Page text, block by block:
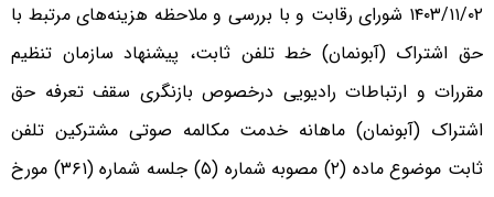
۱۴۰۳/۱۱/۰۲ شورای رقابت و با بررسی و ملاحظه هزینه‏‌های مرتبط با
حق اشتراک (آبونمان) خط تلفن ثابت، پیشنهاد سازمان تنظیم
مقررات و ارتباطات رادیویی درخصوص بازنگری سقف تعرفه حق
اشتراک (آبونمان) ماهانه خدمت مکالمه صوتی مشترکین تلفن
ثابت موضوع ماده (۲) مصوبه شماره (۵) جلسه شماره (۳۶۱) مورخ